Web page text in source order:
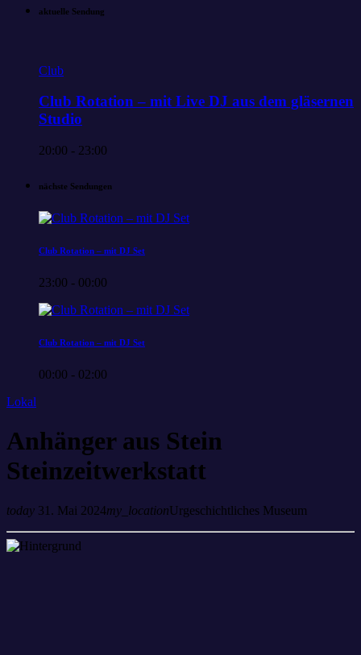
aktuelle Sendung
Club
Club Rotation – mit Live DJ aus dem gläsernen
Studio
20:00 - 23:00
nächste Sendungen
Club Rotation – mit DJ Set
23:00 - 00:00
Club Rotation – mit DJ Set
00:00 - 02:00
Lokal
Anhänger aus Stein
Steinzeitwerkstatt
today 31. Mai 2024my_locationUrgeschichtliches Museum